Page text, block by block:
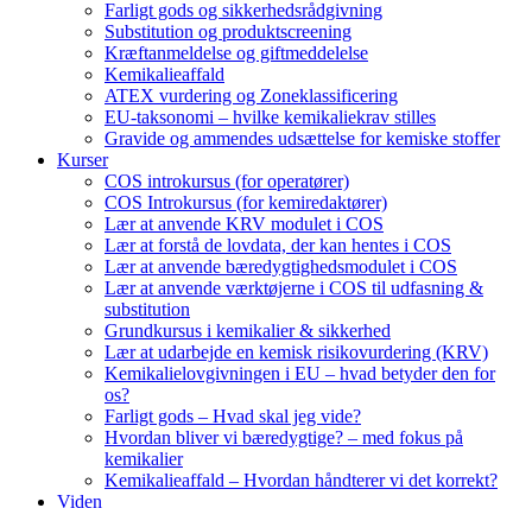
Farligt gods og sikkerhedsrådgivning
Substitution og produktscreening
Kræftanmeldelse og giftmeddelelse
Kemikalieaffald
ATEX vurdering og Zoneklassificering
EU-taksonomi – hvilke kemikaliekrav stilles
Gravide og ammendes udsættelse for kemiske stoffer
Kurser
COS introkursus (for operatører)
COS Introkursus (for kemiredaktører)
Lær at anvende KRV modulet i COS
Lær at forstå de lovdata, der kan hentes i COS
Lær at anvende bæredygtighedsmodulet i COS
Lær at anvende værktøjerne i COS til udfasning &
substitution
Grundkursus i kemikalier & sikkerhed
Lær at udarbejde en kemisk risikovurdering (KRV)
Kemikalielovgivningen i EU – hvad betyder den for
os?
Farligt gods – Hvad skal jeg vide?
Hvordan bliver vi bæredygtige? – med fokus på
kemikalier
Kemikalieaffald – Hvordan håndterer vi det korrekt?
Viden